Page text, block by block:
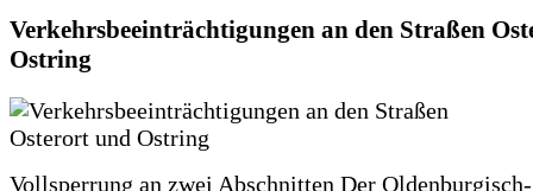
Verkehrsbeeinträchtigungen an den Straßen
Ostring
Vollsperrung an zwei Abschnitten Der Oldenburgisch-